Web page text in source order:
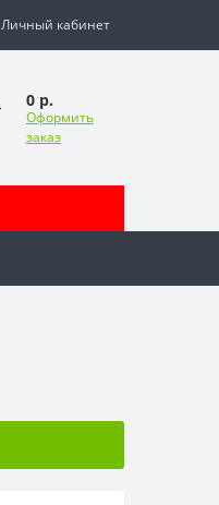
Личный кабинет
0 р.
Оформить
заказ